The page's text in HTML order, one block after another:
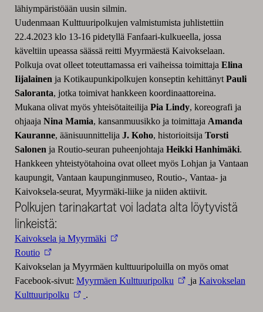
lähiympäristöään uusin silmin.
Uudenmaan Kulttuuripolkujen valmistumista juhlistettiin
22.4.2023 klo 13-16 pidetyllä Fanfaari-kulkueella, jossa
käveltiin upeassa säässä reitti Myyrmäestä Kaivokselaan.
Polkuja ovat olleet toteuttamassa eri vaiheissa toimittaja Elina
Iijalainen ja Kotikaupunkipolkujen konseptin kehittänyt Pauli
Saloranta, jotka toimivat hankkeen koordinaattoreina.
Mukana olivat myös yhteisötaiteilija Pia Lindy, koreografi ja
ohjaaja Nina Mamia, kansanmuusikko ja toimittaja Amanda
Kauranne, äänisuunnittelija J. Koho, historioitsija Torsti
Salonen ja Routio-seuran puheenjohtaja Heikki Hanhimäki.
Hankkeen yhteistyötahoina ovat olleet myös Lohjan ja Vantaan
kaupungit, Vantaan kaupunginmuseo, Routio-, Vantaa- ja
Kaivoksela-seurat, Myyrmäki-liike ja niiden aktiivit.
Polkujen tarinakartat voi ladata alta löytyvistä
linkeistä:
Kaivoksela ja Myyrmäki
Routio
Kaivokselan ja Myyrmäen kulttuuripoluilla on myös omat
Facebook-sivut: Myyrmäen Kulttuuripolku ja Kaivokselan
Kulttuuripolku
.